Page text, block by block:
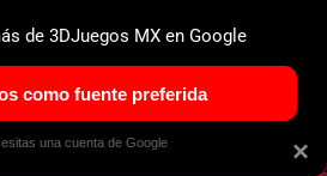
NINTENDO SWITCH 2 XBOX
×
de 3DJuegos MX en Google
como fuente preferida
una cuenta de Google